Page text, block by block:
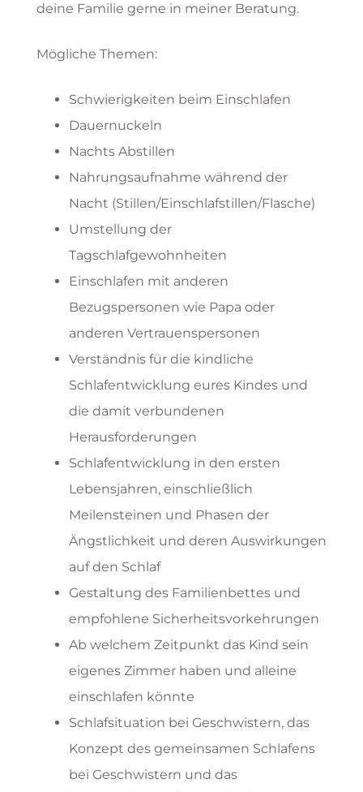
deine Familie gerne in meiner Beratung.
Mögliche Themen:
Schwierigkeiten beim Einschlafen
Dauernuckeln
Nachts Abstillen
Nahrungsaufnahme während der
Nacht (Stillen/Einschlafstillen/Flasche)
Umstellung der
Tagschlafgewohnheiten
Einschlafen mit anderen
Bezugspersonen wie Papa oder
anderen Vertrauenspersonen
Verständnis für die kindliche
Schlafentwicklung eures Kindes und
die damit verbundenen
Herausforderungen
Schlafentwicklung in den ersten
Lebensjahren, einschließlich
Meilensteinen und Phasen der
Ängstlichkeit und deren Auswirkungen
auf den Schlaf
Gestaltung des Familienbettes und
empfohlene Sicherheitsvorkehrungen
Ab welchem Zeitpunkt das Kind sein
eigenes Zimmer haben und alleine
einschlafen könnte
Schlafsituation bei Geschwistern, das
Konzept des gemeinsamen Schlafens
bei Geschwistern und das